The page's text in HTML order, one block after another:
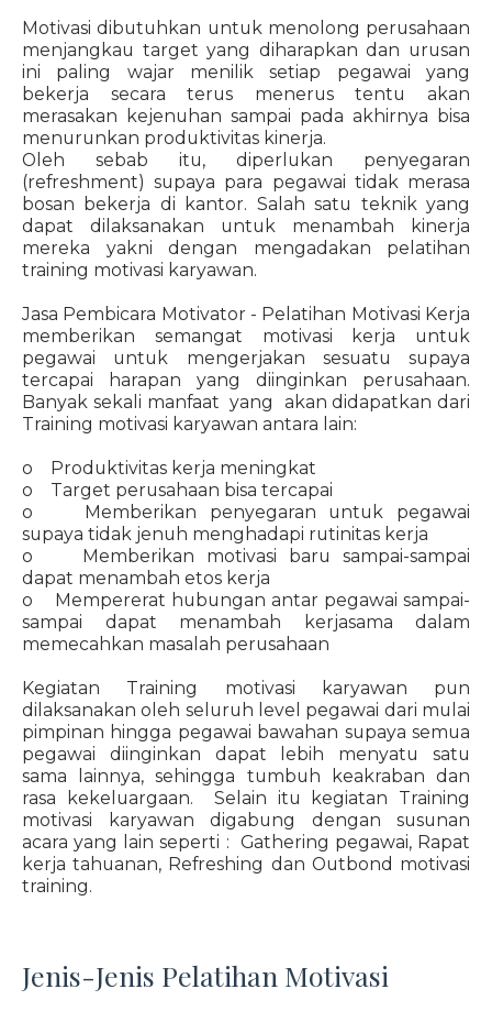
Motivasi dibutuhkan untuk menolong perusahaan
menjangkau target yang diharapkan dan urusan
ini paling wajar menilik setiap pegawai yang
bekerja secara terus menerus tentu akan
merasakan kejenuhan sampai pada akhirnya bisa
menurunkan produktivitas kinerja.
Oleh sebab itu, diperlukan penyegaran
(refreshment) supaya para pegawai tidak merasa
bosan bekerja di kantor. Salah satu teknik yang
dapat dilaksanakan untuk menambah kinerja
mereka yakni dengan mengadakan pelatihan
training motivasi karyawan.
Jasa Pembicara Motivator - Pelatihan Motivasi Kerja
memberikan semangat motivasi kerja untuk
pegawai untuk mengerjakan sesuatu supaya
tercapai harapan yang diinginkan perusahaan.
Banyak sekali manfaat yang akan didapatkan dari
Training motivasi karyawan antara lain:
o Produktivitas kerja meningkat
o Target perusahaan bisa tercapai
o Memberikan penyegaran untuk pegawai
supaya tidak jenuh menghadapi rutinitas kerja
o Memberikan motivasi baru sampai-sampai
dapat menambah etos kerja
o Mempererat hubungan antar pegawai sampai-
sampai dapat menambah kerjasama dalam
memecahkan masalah perusahaan
Kegiatan Training motivasi karyawan pun
dilaksanakan oleh seluruh level pegawai dari mulai
pimpinan hingga pegawai bawahan supaya semua
pegawai diinginkan dapat lebih menyatu satu
sama lainnya, sehingga tumbuh keakraban dan
rasa kekeluargaan. Selain itu kegiatan Training
motivasi karyawan digabung dengan susunan
acara yang lain seperti : Gathering pegawai, Rapat
kerja tahuanan, Refreshing dan Outbond motivasi
training.
Jenis-Jenis Pelatihan Motivasi